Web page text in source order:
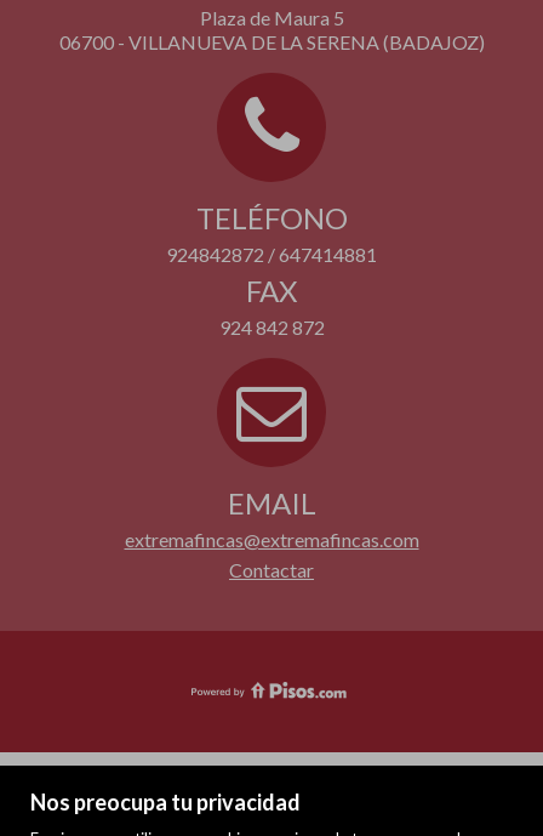
Nos preocupa tu privacidad
Plaza de Maura 5
06700 - VILLANUEVA DE LA SERENA (BADAJOZ)
TELÉFONO
924842872 / 647414881
FAX
924 842 872
EMAIL
extremafincas@extremafincas.com
Contactar